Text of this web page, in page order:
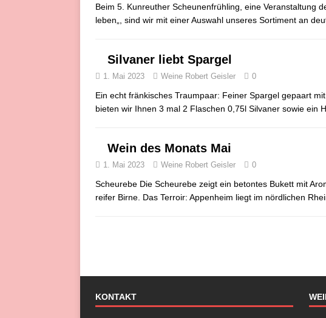
Beim 5. Kunreuther Scheunenfrühling, eine Veranstaltung
leben„, sind wir mit einer Auswahl unseres Sortiment an
Silvaner liebt Spargel
1. Mai 2023 Weine Robert Geisler 0
Ein echt fränkisches Traumpaar: Feiner Spargel gepaart
bieten wir Ihnen 3 mal 2 Flaschen 0,75l Silvaner sowie ein
Wein des Monats Mai
1. Mai 2023 Weine Robert Geisler 0
Scheurebe Die Scheurebe zeigt ein betontes Bukett mit
reifer Birne. Das Terroir: Appenheim liegt im nördlichen
KONTAKT